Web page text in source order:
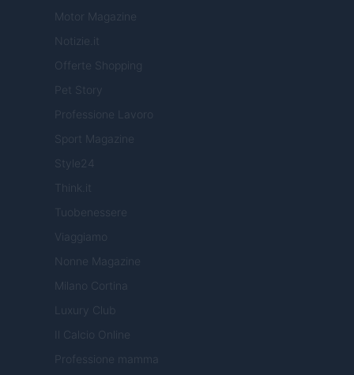
Motor Magazine
Notizie.it
Offerte Shopping
Pet Story
Professione Lavoro
Sport Magazine
Style24
Think.it
Tuobenessere
Viaggiamo
Nonne Magazine
Milano Cortina
Luxury Club
Il Calcio Online
Professione mamma